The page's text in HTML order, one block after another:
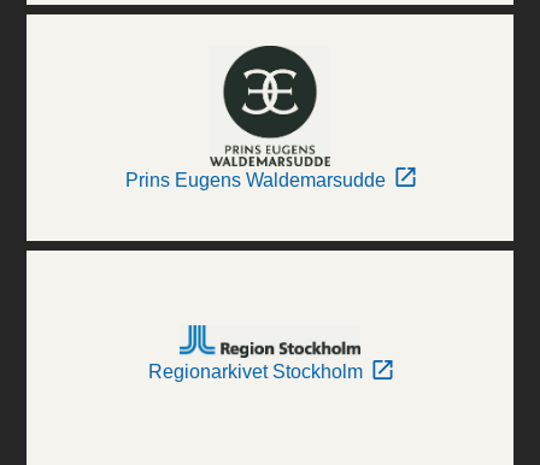
Prins Eugens Waldemarsudde
Regionarkivet Stockholm